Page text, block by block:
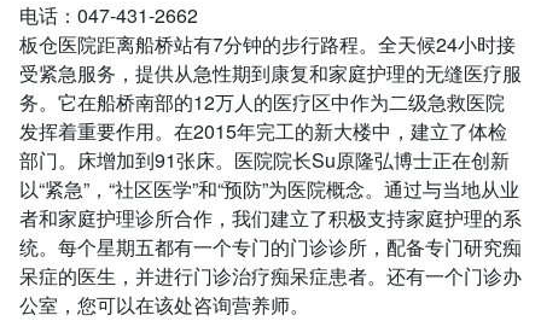
电话：047-431-2662
板仓医院距离船桥站有7分钟的步行路程。全天候24小时接
受紧急服务，提供从急性期到康复和家庭护理的无缝医疗服
务。它在船桥南部的12万人的医疗区中作为二级急救医院
发挥着重要作用。在2015年完工的新大楼中，建立了体检
部门。床增加到91张床。医院院长Su原隆弘博士正在创新
以“紧急”，“社区医学”和“预防”为医院概念。通过与当地从业
者和家庭护理诊所合作，我们建立了积极支持家庭护理的系
统。每个星期五都有一个专门的门诊诊所，配备专门研究痴
呆症的医生，并进行门诊治疗痴呆症患者。还有一个门诊办
公室，您可以在该处咨询营养师。